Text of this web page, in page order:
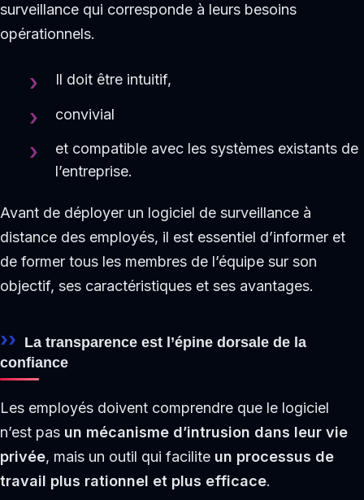
surveillance qui corresponde à leurs besoins
opérationnels.
Il doit être intuitif,
convivial
et compatible avec les systèmes existants de
l’entreprise.
Avant de déployer un logiciel de surveillance à
distance des employés, il est essentiel d’informer et
de former tous les membres de l’équipe sur son
objectif, ses caractéristiques et ses avantages.
La transparence est l’épine dorsale de la
confiance
Les employés doivent comprendre que le logiciel
n’est pas un mécanisme d’intrusion dans leur vie
privée, mais un outil qui facilite un processus de
travail plus rationnel et plus efficace.